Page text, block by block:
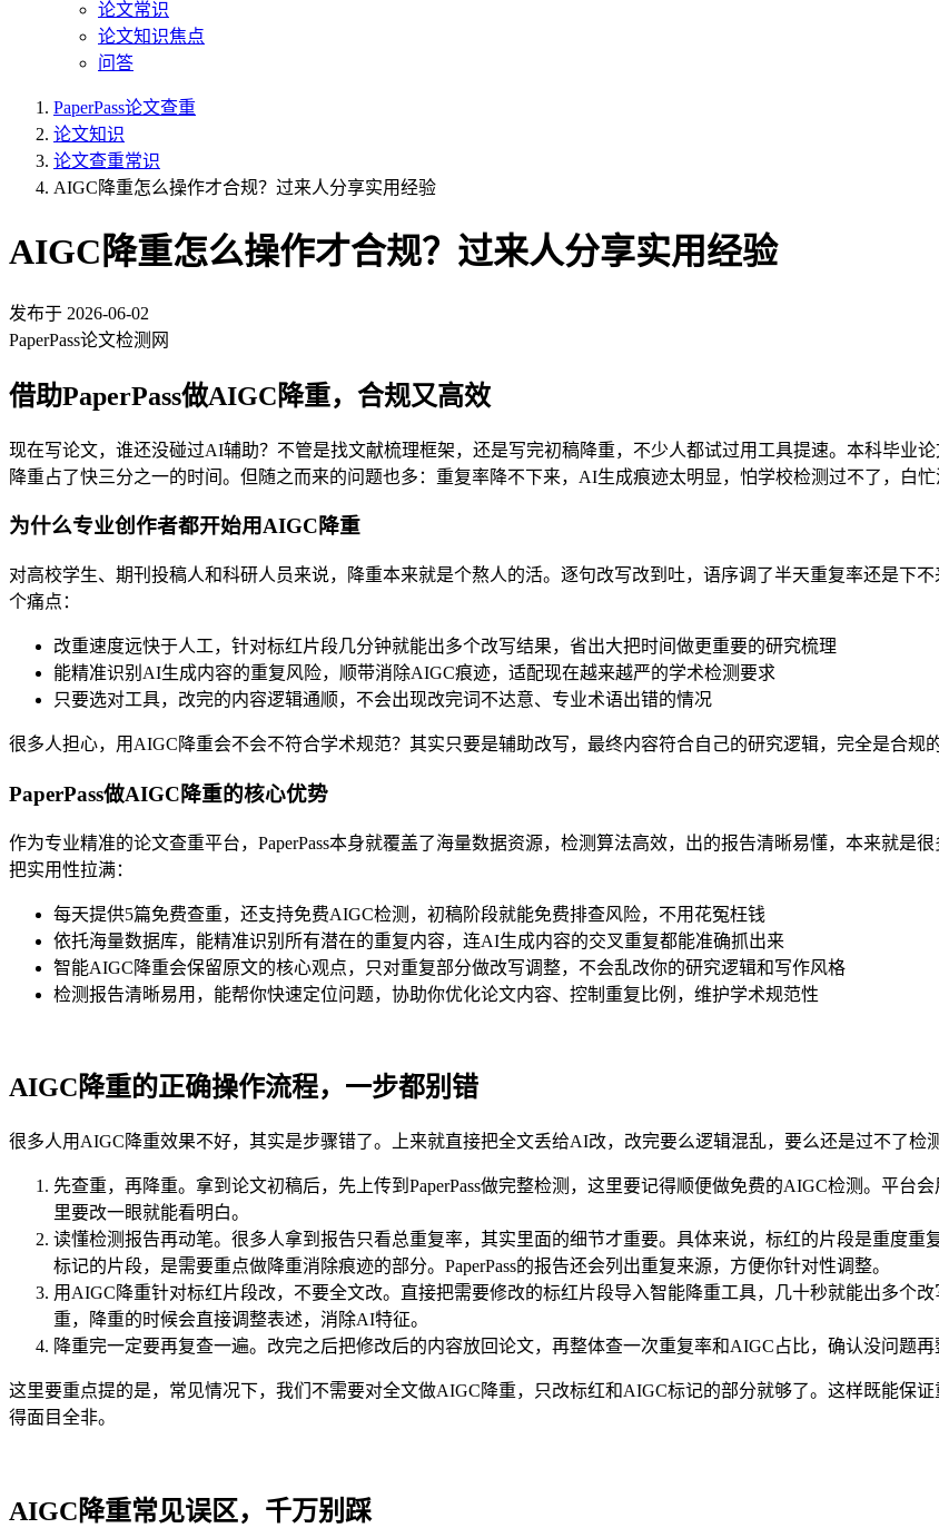
论文常识
论文知识焦点
问答
PaperPass论文查重
论文知识
论文查重常识
AIGC降重怎么操作才合规？过来人分享实用经验
AIGC降重怎么操作才合规？过来人分享实用经验
发布于 2026-06-02
PaperPass论文检测网
借助PaperPass做AIGC降重，合规又高效
现在写论文，谁还没碰过AI辅助？不管是找文献梳理框架，还是写完初稿降重，不少人都试过用工具提速。本科毕业
降重占了快三分之一的时间。但随之而来的问题也多：重复率降不下来，AI生成痕迹太明显，怕学校检测过不了，白忙
为什么专业创作者都开始用AIGC降重
对高校学生、期刊投稿人和科研人员来说，降重本来就是个熬人的活。逐句改写改到吐，语序调了半天重复率还是下
个痛点：
改重速度远快于人工，针对标红片段几分钟就能出多个改写结果，省出大把时间做更重要的研究梳理
能精准识别AI生成内容的重复风险，顺带消除AIGC痕迹，适配现在越来越严的学术检测要求
只要选对工具，改完的内容逻辑通顺，不会出现改完词不达意、专业术语出错的情况
很多人担心，用AIGC降重会不会不符合学术规范？其实只要是辅助改写，最终内容符合自己的研究逻辑，完全是合规
PaperPass做AIGC降重的核心优势
作为专业精准的论文查重平台，PaperPass本身就覆盖了海量数据资源，检测算法高效，出的报告清晰易懂，本来就
把实用性拉满：
每天提供5篇免费查重，还支持免费AIGC检测，初稿阶段就能免费排查风险，不用花冤枉钱
依托海量数据库，能精准识别所有潜在的重复内容，连AI生成内容的交叉重复都能准确抓出来
智能AIGC降重会保留原文的核心观点，只对重复部分做改写调整，不会乱改你的研究逻辑和写作风格
检测报告清晰易用，能帮你快速定位问题，协助你优化论文内容、控制重复比例，维护学术规范性
AIGC降重的正确操作流程，一步都别错
很多人用AIGC降重效果不好，其实是步骤错了。上来就直接把全文丢给AI改，改完要么逻辑混乱，要么还是过不了检
先查重，再降重。拿到论文初稿后，先上传到PaperPass做完整检测，这里要记得顺便做免费的AIGC检测。平
里要改一眼就能看明白。
读懂检测报告再动笔。很多人拿到报告只看总重复率，其实里面的细节才重要。具体来说，标红的片段是重度
标记的片段，是需要重点做降重消除痕迹的部分。PaperPass的报告还会列出重复来源，方便你针对性调整。
用AIGC降重针对标红片段改，不要全文改。直接把需要修改的标红片段导入智能降重工具，几十秒就能出多个
重，降重的时候会直接调整表述，消除AI特征。
降重完一定要再复查一遍。改完之后把修改后的内容放回论文，再整体查一次重复率和AIGC占比，确认没问题再
这里要重点提的是，常见情况下，我们不需要对全文做AIGC降重，只改标红和AIGC标记的部分就够了。这样既能保
得面目全非。
AIGC降重常见误区，千万别踩